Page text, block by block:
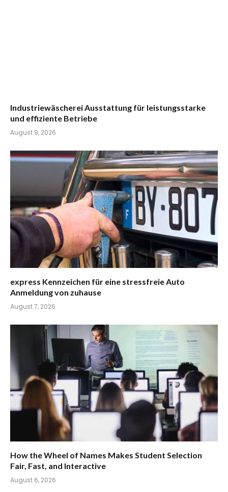
Industriewäscherei Ausstattung für leistungsstarke
und effiziente Betriebe
August 9, 2026
express Kennzeichen für eine stressfreie Auto
Anmeldung von zuhause
August 7, 2026
How the Wheel of Names Makes Student Selection
Fair, Fast, and Interactive
August 6, 2026